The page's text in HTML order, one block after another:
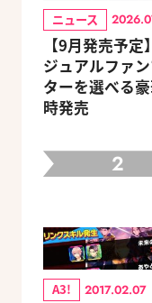
ニュース
【9月発売予
ジュアルファ
ターを選べる
時発売
2
A3! 2017.02.07